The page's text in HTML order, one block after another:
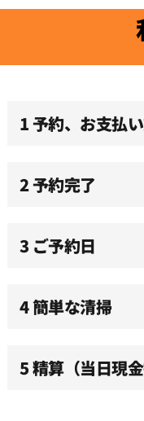
1 予約、お支払
2 予約完了
3 ご予約日
4 簡単な清掃
5 精算（当日現